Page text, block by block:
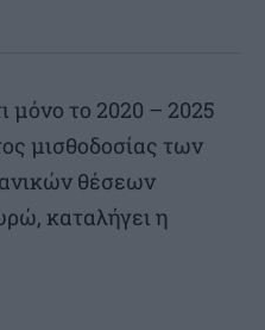
μόνο το 2020 – 2025
μισθοδοσίας των
θέσεων
καταλήγει η